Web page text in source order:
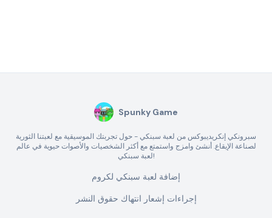
Spunky Game
سبرونكي إنكريديبوكس من لعبة سبنكي - حول تجربتك الموسيقية مع لعبتنا الثورية
لصناعة الإيقاع. أنشئ وامزج واستمتع مع أكثر الشخصيات والأصوات حيوية في عالم
لعبة سبنكي!
إضافة لعبة سبنكي لكروم
إجراءات إشعار انتهاك حقوق النشر